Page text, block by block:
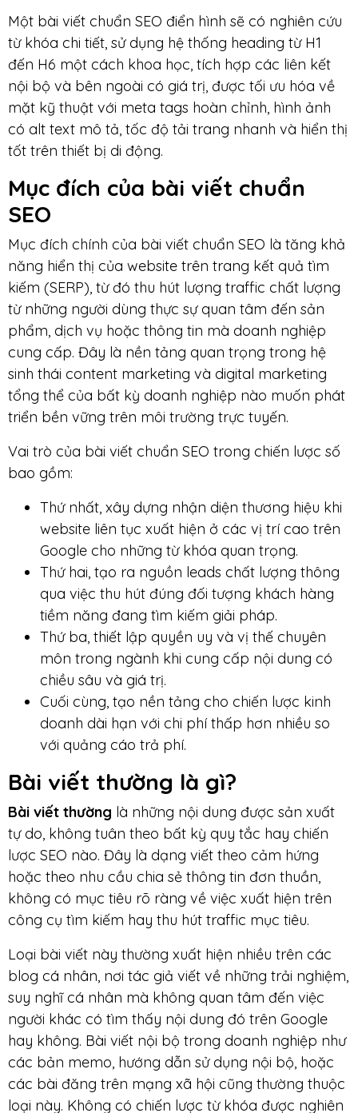
Một bài viết chuẩn SEO điển hình sẽ có nghiên cứu
từ khóa chi tiết, sử dụng hệ thống heading từ H1
đến H6 một cách khoa học, tích hợp các liên kết
nội bộ và bên ngoài có giá trị, được tối ưu hóa về
mặt kỹ thuật với meta tags hoàn chỉnh, hình ảnh
có alt text mô tả, tốc độ tải trang nhanh và hiển thị
tốt trên thiết bị di động.
Mục đích của bài viết chuẩn
SEO
Mục đích chính của bài viết chuẩn SEO là tăng khả
năng hiển thị của website trên trang kết quả tìm
kiếm (SERP), từ đó thu hút lượng traffic chất lượng
từ những người dùng thực sự quan tâm đến sản
phẩm, dịch vụ hoặc thông tin mà doanh nghiệp
cung cấp. Đây là nền tảng quan trọng trong hệ
sinh thái content marketing và digital marketing
tổng thể của bất kỳ doanh nghiệp nào muốn phát
triển bền vững trên môi trường trực tuyến.
Vai trò của bài viết chuẩn SEO trong chiến lược số
bao gồm:
Thứ nhất, xây dựng nhận diện thương hiệu khi
website liên tục xuất hiện ở các vị trí cao trên
Google cho những từ khóa quan trọng.
Thứ hai, tạo ra nguồn leads chất lượng thông
qua việc thu hút đúng đối tượng khách hàng
tiềm năng đang tìm kiếm giải pháp.
Thứ ba, thiết lập quyền uy và vị thế chuyên
môn trong ngành khi cung cấp nội dung có
chiều sâu và giá trị.
Cuối cùng, tạo nền tảng cho chiến lược kinh
doanh dài hạn với chi phí thấp hơn nhiều so
với quảng cáo trả phí.
Bài viết thường là gì?
Bài viết thường là những nội dung được sản xuất
tự do, không tuân theo bất kỳ quy tắc hay chiến
lược SEO nào. Đây là dạng viết theo cảm hứng
hoặc theo nhu cầu chia sẻ thông tin đơn thuần,
không có mục tiêu rõ ràng về việc xuất hiện trên
công cụ tìm kiếm hay thu hút traffic mục tiêu.
Loại bài viết này thường xuất hiện nhiều trên các
blog cá nhân, nơi tác giả viết về những trải nghiệm,
suy nghĩ cá nhân mà không quan tâm đến việc
người khác có tìm thấy nội dung đó trên Google
hay không. Bài viết nội bộ trong doanh nghiệp như
các bản memo, hướng dẫn sử dụng nội bộ, hoặc
các bài đăng trên mạng xã hội cũng thường thuộc
loại này. Không có chiến lược từ khóa được nghiên